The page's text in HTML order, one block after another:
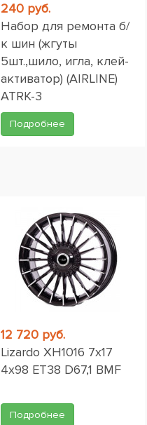
240 руб.
Набор для ремонта б/
к шин (жгуты
5шт.,шило, игла, клей-
активатор) (AIRLINE)
ATRK-3
Подробнее
12 720 руб.
Lizardo XH1016 7x17
4x98 ET38 D67,1 BMF
Подробнее